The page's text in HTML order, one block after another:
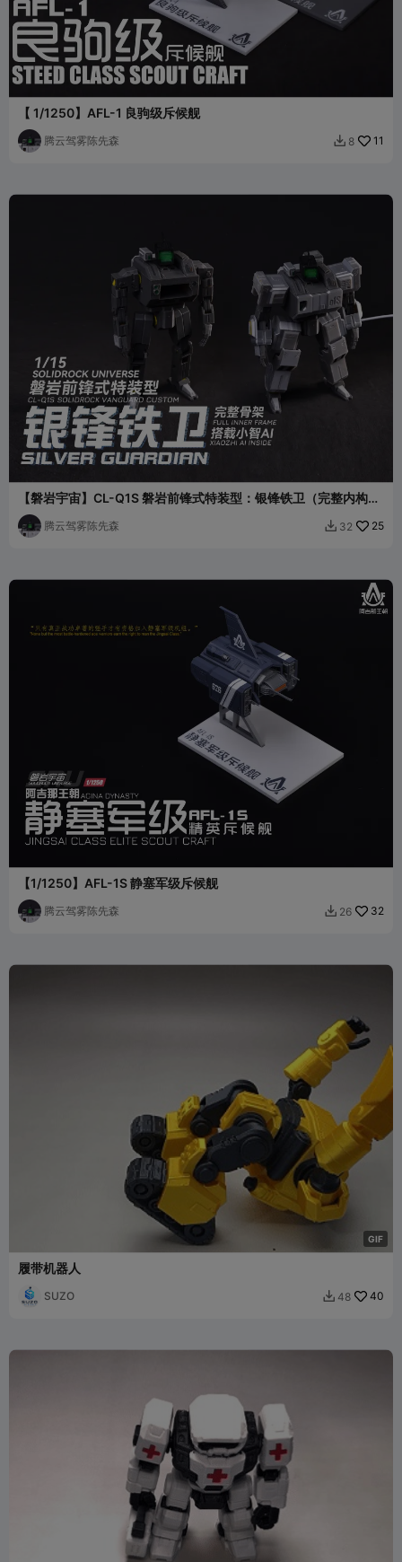
【 1/1250】AFL-1 良驹级斥候舰
腾云驾雾陈先森  8 11
【磐岩宇宙】CL-Q1S 磐岩前锋式特装型：银锋铁卫（完整内构
+小智AI）
腾云驾雾陈先森  32 25
【1/1250】AFL-1S 静塞军级斥候舰
腾云驾雾陈先森  26 32
GIF
履带机器人
SUZO  48 40